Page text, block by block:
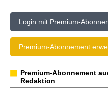
Login mit Premium-
Premium-Abonnement
Premium-Abonnement
Redaktion